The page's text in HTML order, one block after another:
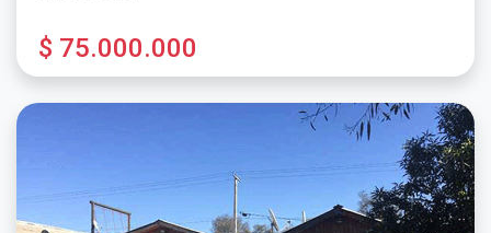
$ 75.000.000